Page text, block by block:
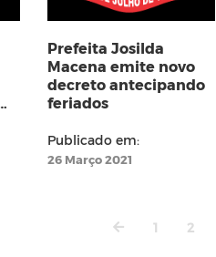
Prefeita Josilda
Macena emite novo
decreto antecipando
feriados
Publicado em:
26 Março 2021
1 2